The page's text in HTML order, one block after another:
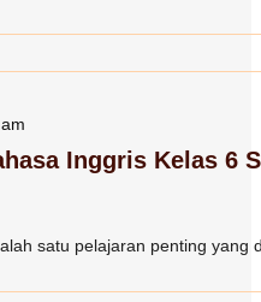
Inggris Kelas 6
satu pelajaran penting